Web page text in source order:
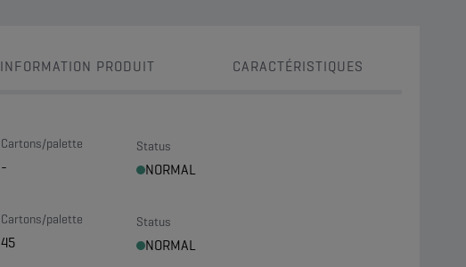
INFORMATION PRODUIT CARACTÉRISTIQUES
Cartons/palette
-
Status
NORMAL
Cartons/palette
45
Status
NORMAL